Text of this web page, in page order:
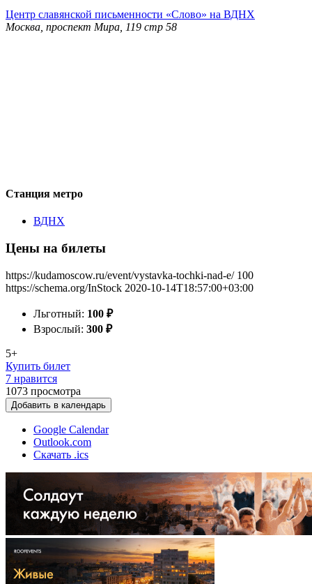
Центр славянской письменности «Слово» на ВДНХ
Москва, проспект Мира, 119 стр 58
Станция метро
ВДНХ
Цены на билеты
https://kudamoscow.ru/event/vystavka-tochki-nad-e/ 100
https://schema.org/InStock 2020-10-14T18:57:00+03:00
Льготный: 100 ₽
Взрослый: 300 ₽
5+
Купить билет
7 нравится
1073 просмотра
Добавить в календарь
Google Calendar
Outlook.com
Скачать .ics